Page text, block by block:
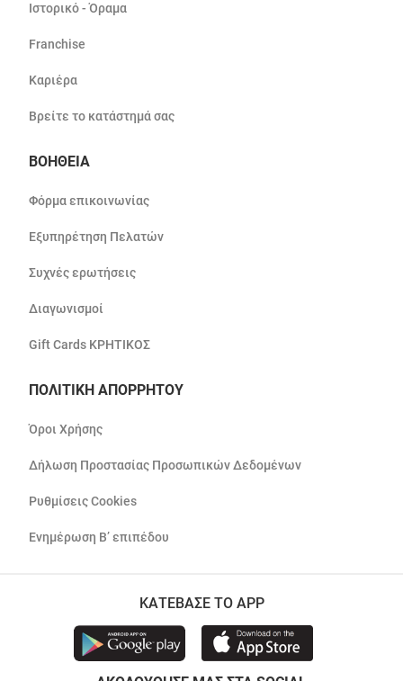
Ιστορικό - Όραμα
Franchise
Καριέρα
Βρείτε το κατάστημά σας
ΒΟΗΘΕΙΑ
Φόρμα επικοινωνίας
Εξυπηρέτηση Πελατών
Συχνές ερωτήσεις
Διαγωνισμοί
Gift Cards ΚΡΗΤΙΚΟΣ
ΠΟΛΙΤΙΚΗ ΑΠΟΡΡΗΤΟΥ
Όροι Χρήσης
Δήλωση Προστασίας Προσωπικών Δεδομένων
Ρυθμίσεις Cookies
Ενημέρωση Β’ επιπέδου
ΚΑΤΕΒΑΣΕ ΤΟ APP